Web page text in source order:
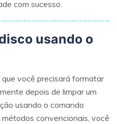
com sucesso.
usando o
você precisará formatar
depois de limpar um
usando o comando
convencionais, você